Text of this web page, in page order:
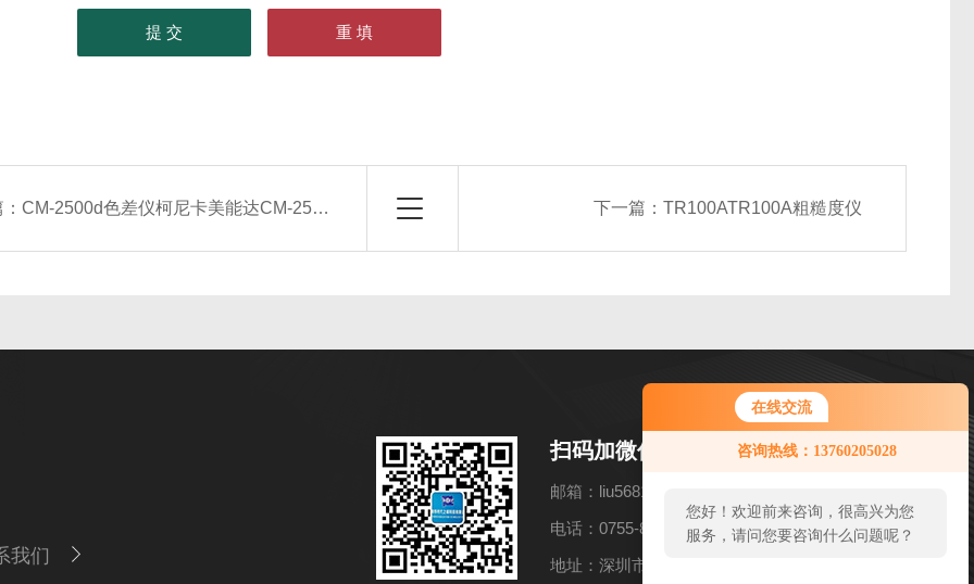
在线交流
咨询热线：13760205028
您好！欢迎前来咨询，很高兴为您
服务，请问您要咨询什么问题呢？
您好，看您停留很久了，是否找到
了需求产品，您可以直接在线与我
：CM-2500d色差仪柯尼卡美能达CM-2500d分光测色计，CM-2500d色差仪 下一篇： TR100ATR100A粗糙度仪
我们
扫码加微信
邮箱：liu56817@126.com
电话：0755-83982139
地址：深圳市福田区深南中路3037号 南光捷佳大厦2601